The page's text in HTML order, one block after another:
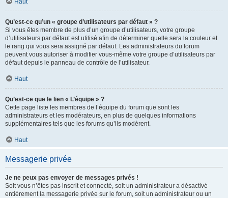
Haut
Qu’est-ce qu’un « groupe d’utilisateurs par défaut » ?
Si vous êtes membre de plus d’un groupe d’utilisateurs, votre groupe
d’utilisateurs par défaut est utilisé afin de déterminer quelle sera la couleur et
le rang qui vous sera assigné par défaut. Les administrateurs du forum
peuvent vous autoriser à modifier vous-même votre groupe d’utilisateurs par
défaut depuis le panneau de contrôle de l’utilisateur.
Haut
Qu’est-ce que le lien « L’équipe » ?
Cette page liste les membres de l’équipe du forum que sont les
administrateurs et les modérateurs, en plus de quelques informations
supplémentaires tels que les forums qu’ils modèrent.
Haut
Messagerie privée
Je ne peux pas envoyer de messages privés !
Soit vous n’êtes pas inscrit et connecté, soit un administrateur a désactivé
entièrement la messagerie privée sur le forum, soit un administrateur ou un